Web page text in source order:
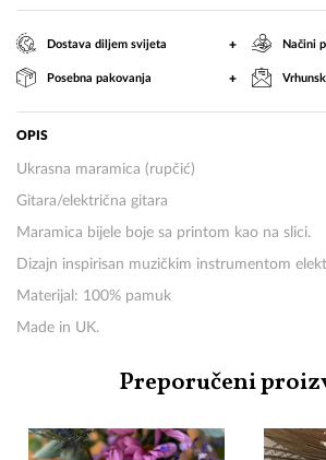
Dostava diljem svijeta + Načini
Posebna pakovanja +
OPIS
Ukrasna maramica (rupčić)
Gitara/električna gitara
Maramica bijele boje sa printom kao na slici.
Dizajn inspirisan muzičkim instrumentom
Materijal: 100% pamuk
Made in UK.
Preporučeni